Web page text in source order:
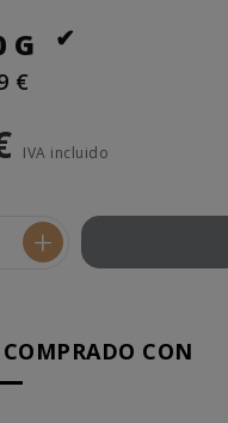
G
€
IVA incluido
+
CON